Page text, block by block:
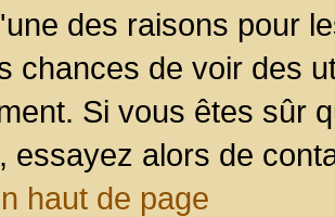
des raisons pour
chances de voir des
Si vous êtes sûr
essayez alors de
haut de page